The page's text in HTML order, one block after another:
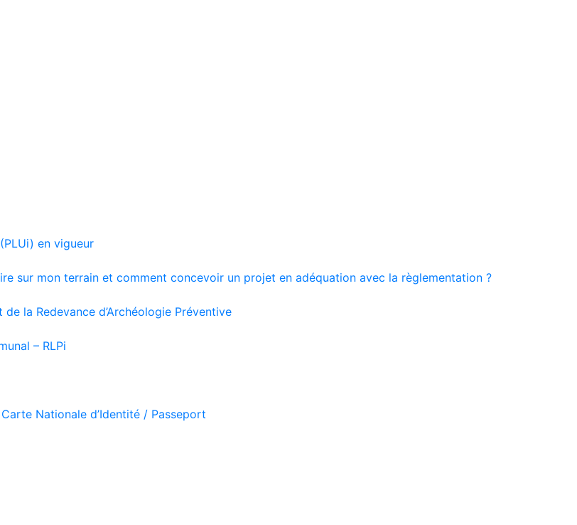
en vigueur
sur mon terrain et comment concevoir un projet en adéquation avec la règlementation ?
la Redevance d’Archéologie Préventive
– RLPi
Carte Nationale d’Identité / Passeport